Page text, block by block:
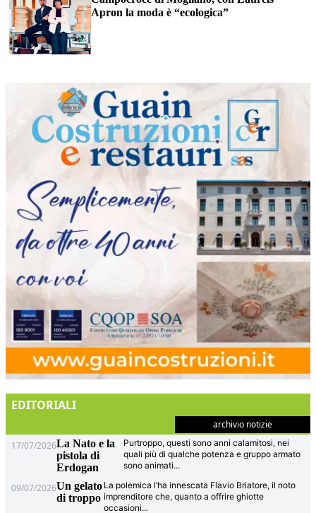
Apron la moda è “ecologica”
EDITORIALI
archivio notizie
17/07/2026La Nato e la
pistola di
Erdogan
Purtroppo, questi sono anni calamitosi, nei
quali più di qualche potenza e gruppo armato
sono animati...
09/07/2026Un gelato
di troppo
La polemica l’ha innescata Flavio Briatore, il noto
imprenditore che, quanto a offrire ghiotte
occasioni...